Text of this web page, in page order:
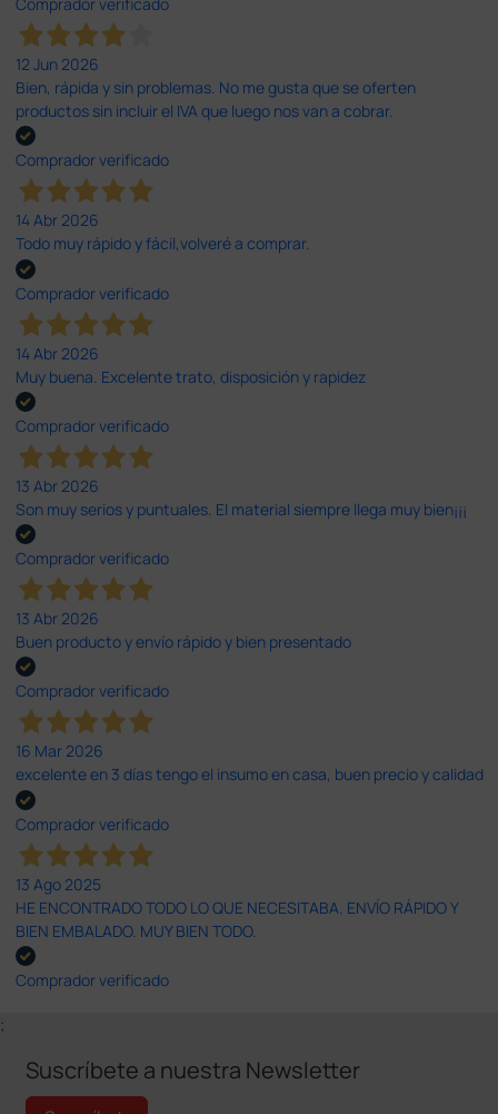
12 Jun 2026
Bien, rápida y sin problemas. No me gusta que se oferten
productos sin incluir el IVA que luego nos van a cobrar.
Comprador verificado
14 Abr 2026
Todo muy rápido y fácil,volveré a comprar.
Comprador verificado
14 Abr 2026
Muy buena. Excelente trato, disposición y rapidez
Comprador verificado
13 Abr 2026
Son muy serios y puntuales. El material siempre llega muy bien¡¡¡
Comprador verificado
13 Abr 2026
Buen producto y envío rápido y bien presentado
Comprador verificado
16 Mar 2026
excelente en 3 días tengo el insumo en casa, buen precio y calidad
Comprador verificado
13 Ago 2025
HE ENCONTRADO TODO LO QUE NECESITABA. ENVÍO RÁPIDO Y
BIEN EMBALADO. MUY BIEN TODO.
Comprador verificado
;
Suscríbete a nuestra Newsletter